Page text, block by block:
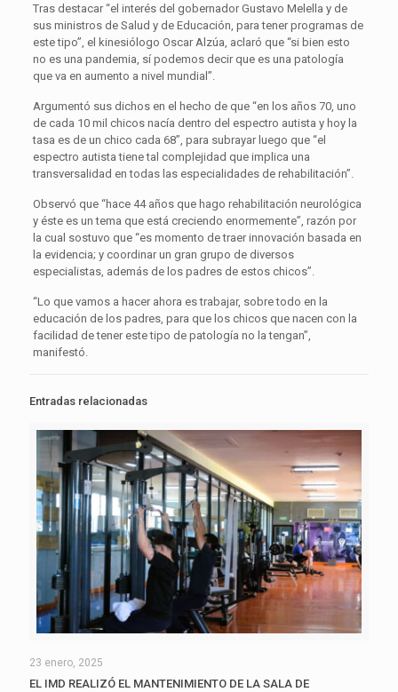
Tras destacar “el interés del gobernador Gustavo Melella y de
sus ministros de Salud y de Educación, para tener programas de
este tipo”, el kinesiólogo Oscar Alzúa, aclaró que “si bien esto
no es una pandemia, sí podemos decir que es una patología
que va en aumento a nivel mundial”.
Argumentó sus dichos en el hecho de que “en los años 70, uno
de cada 10 mil chicos nacía dentro del espectro autista y hoy la
tasa es de un chico cada 68”, para subrayar luego que “el
espectro autista tiene tal complejidad que implica una
transversalidad en todas las especialidades de rehabilitación”.
Observó que “hace 44 años que hago rehabilitación neurológica
y éste es un tema que está creciendo enormemente”, razón por
la cual sostuvo que “es momento de traer innovación basada en
la evidencia; y coordinar un gran grupo de diversos
especialistas, además de los padres de estos chicos”.
“Lo que vamos a hacer ahora es trabajar, sobre todo en la
educación de los padres, para que los chicos que nacen con la
facilidad de tener este tipo de patología no la tengan”,
manifestó.
Entradas relacionadas
23 enero, 2025
EL IMD REALIZÓ EL MANTENIMIENTO DE LA SALA DE